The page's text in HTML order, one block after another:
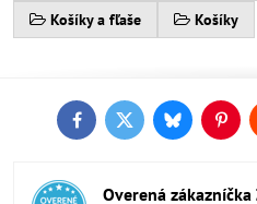
Košíky a fľaše
Košíky
FacebookTwitterBluesky
Overená zákazníčka